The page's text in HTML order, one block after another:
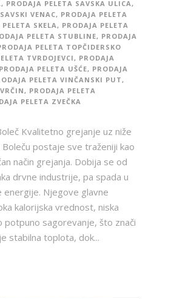
, PRODAJA PELETA SAVSKA ULICA,
VENAC, PRODAJA PELETA
SKELA, PRODAJA PELETA
PELETA STUBLINE, PRODAJA
PELETA TOPČIDERSKO
TVRDOJEVCI, PRODAJA
PRODAJA PELETA UŠĆE, PRODAJA
PELETA VINČANSKI PUT,
, PRODAJA PELETA
PELETA ZVEČKA
Kvalitetno grejanje uz niže
postaje sve traženiji kao
način grejanja. Dobija se od
drvne industrije, pa spada u
energije. Njegove glavne
kalorijska vrednost, niska
potpuno sagorevanje, što znači
stabilna toplota, dok...